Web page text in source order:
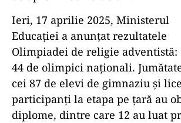
Ieri, 17 aprilie 2025, Ministerul
Educației a anunțat rezultatele
Olimpiadei de religie adventistă:
44 de olimpici naționali.
cei 87 de elevi de gimnaziu și
participanți la etapa pe țară au
diplome, dintre care 12 au luat